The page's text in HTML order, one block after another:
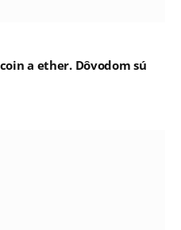
a ether. Dôvodom sú